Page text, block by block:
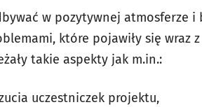
w pozytywnej atmosferze i
które pojawiły się wraz
takie aspekty jak m.in.:
uczestniczek projektu,